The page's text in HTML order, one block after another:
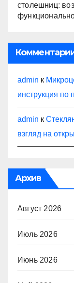
столешниц:
admin к
инструкция по
admin к
взгляд на
Архив
Август 2026
Июль 2026
Июнь 2026